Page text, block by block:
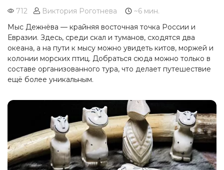
712 Виктория Роготнева
~6 мин.
Мыс Дежнёва — крайняя восточная точка России и
Евразии. Здесь, среди скал и туманов, сходятся два
океана, а на пути к мысу можно увидеть китов, моржей и
колонии морских птиц. Добраться сюда можно только в
составе организованного тура, что делает путешествие
ещё более уникальным.